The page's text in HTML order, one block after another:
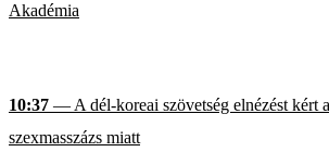
Akadémia
10:37 — A dél-koreai szövetség elnézést kért
szexmasszázs miatt